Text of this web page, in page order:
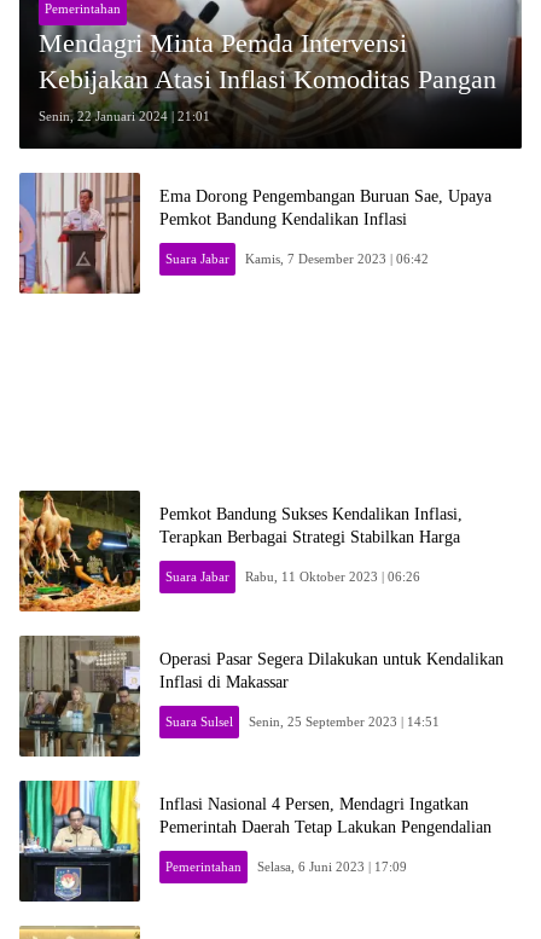
Pemerintahan
Mendagri Minta Pemda Intervensi
Kebijakan Atasi Inflasi Komoditas Pangan
Senin, 22 Januari 2024 | 21:01
Ema Dorong Pengembangan Buruan Sae, Upaya
Pemkot Bandung Kendalikan Inflasi
Suara Jabar Kamis, 7 Desember 2023 | 06:42
Pemkot Bandung Sukses Kendalikan Inflasi,
Terapkan Berbagai Strategi Stabilkan Harga
Suara Jabar Rabu, 11 Oktober 2023 | 06:26
Operasi Pasar Segera Dilakukan untuk Kendalikan
Inflasi di Makassar
Suara Sulsel Senin, 25 September 2023 | 14:51
Inflasi Nasional 4 Persen, Mendagri Ingatkan
Pemerintah Daerah Tetap Lakukan Pengendalian
Pemerintahan Selasa, 6 Juni 2023 | 17:09